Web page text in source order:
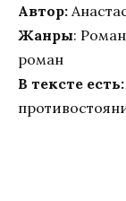
Автор:
Жанры:
роман
В тексте есть: